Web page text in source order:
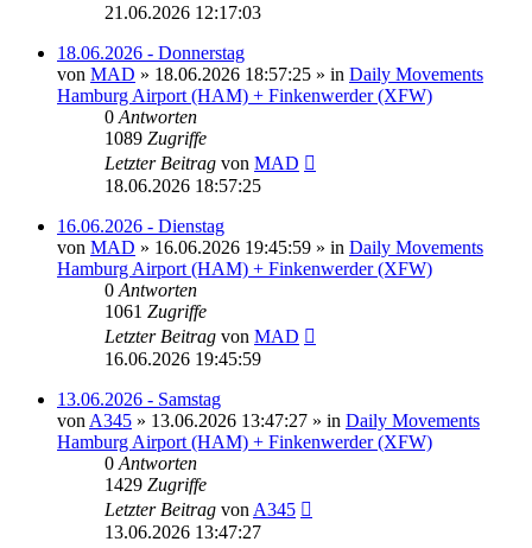
21.06.2026 12:17:03
18.06.2026 - Donnerstag
von MAD » 18.06.2026 18:57:25 » in Daily Movements
Hamburg Airport (HAM) + Finkenwerder (XFW)
0 Antworten
1089 Zugriffe
Letzter Beitrag von MAD
18.06.2026 18:57:25
16.06.2026 - Dienstag
von MAD » 16.06.2026 19:45:59 » in Daily Movements
Hamburg Airport (HAM) + Finkenwerder (XFW)
0 Antworten
1061 Zugriffe
Letzter Beitrag von MAD
16.06.2026 19:45:59
13.06.2026 - Samstag
von A345 » 13.06.2026 13:47:27 » in Daily Movements
Hamburg Airport (HAM) + Finkenwerder (XFW)
0 Antworten
1429 Zugriffe
Letzter Beitrag von A345
13.06.2026 13:47:27